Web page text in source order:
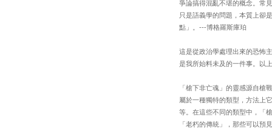
爭論搞得混亂不堪的概念。常
只是語義學的問題，本質上卻
點」。---博格羅斯庫珀
這是從政治學處理出來的恐怖
是我所始料未及的一件事。以
「槍下非亡魂」的靈感源自槍
屬於一種獨特的類型，方法上
等。在這些不同的類型中，「
「老朽的傳統」，那些可以預